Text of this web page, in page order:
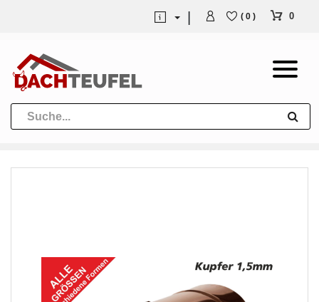
Dachrinne und Fallrohre
Werkzeuge und Löttechnik
( 0 ) 0